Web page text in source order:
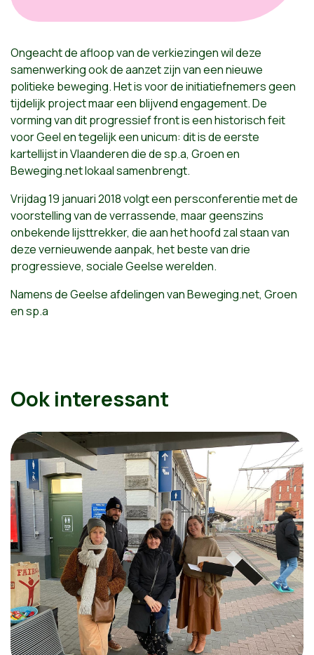
Ongeacht de afloop van de verkiezingen wil deze
samenwerking ook de aanzet zijn van een nieuwe
politieke beweging. Het is voor de initiatiefnemers geen
tijdelijk project maar een blijvend engagement. De
vorming van dit progressief front is een historisch feit
voor Geel en tegelijk een unicum: dit is de eerste
kartellijst in Vlaanderen die de sp.a, Groen en
Beweging.net lokaal samenbrengt.
Vrijdag 19 januari 2018 volgt een persconferentie met de
voorstelling van de verrassende, maar geenszins
onbekende lijsttrekker, die aan het hoofd zal staan van
deze vernieuwende aanpak, het beste van drie
progressieve, sociale Geelse werelden.
Namens de Geelse afdelingen van Beweging.net, Groen
en sp.a
Ook interessant